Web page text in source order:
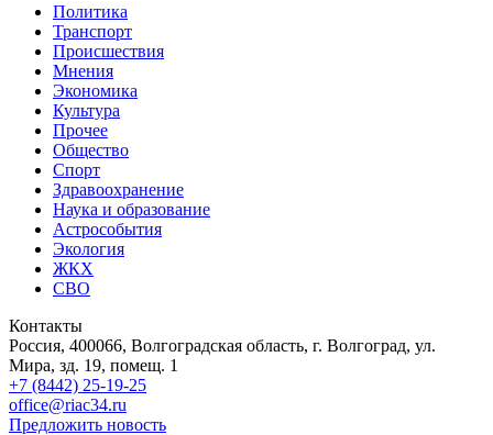
Политика
Транспорт
Происшествия
Мнения
Экономика
Культура
Прочее
Общество
Спорт
Здравоохранение
Наука и образование
Астрособытия
Экология
ЖКХ
СВО
Контакты
Россия, 400066, Волгоградская область, г. Волгоград, ул.
Мира, зд. 19, помещ. 1
+7 (8442) 25-19-25
office@riac34.ru
Предложить новость